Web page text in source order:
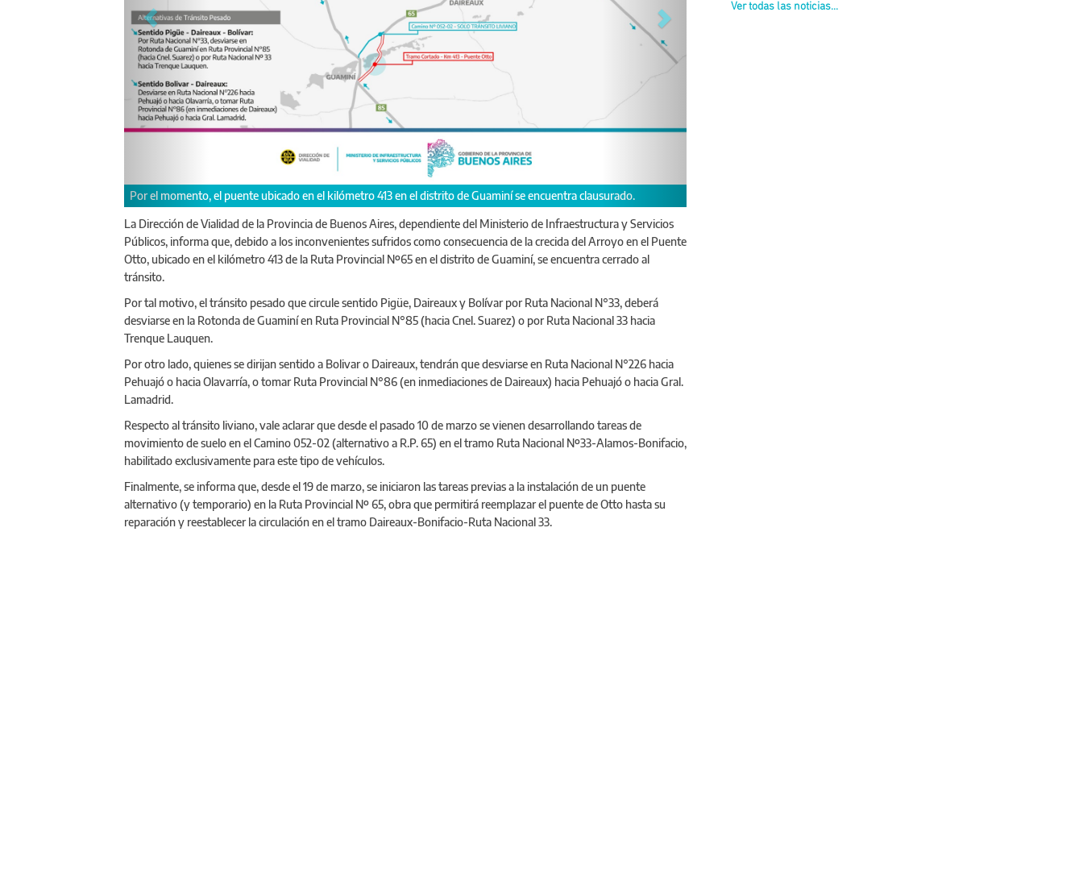
Por el momento, el puente ubicado en el kilómetro 413 en el distrito de Guaminí se encuentra clausurado.
La Dirección de Vialidad de la Provincia de Buenos Aires, dependiente del Ministerio de Infraestructura y Servicios
Públicos, informa que, debido a los inconvenientes sufridos como consecuencia de la crecida del Arroyo en el Puente
Otto, ubicado en el kilómetro 413 de la Ruta Provincial Nº65 en el distrito de Guaminí, se encuentra cerrado al
tránsito.
Por tal motivo, el tránsito pesado que circule sentido Pigüe, Daireaux y Bolívar por Ruta Nacional N°33, deberá
desviarse en la Rotonda de Guaminí en Ruta Provincial N°85 (hacia Cnel. Suarez) o por Ruta Nacional 33 hacia
Trenque Lauquen.
Por otro lado, quienes se dirijan sentido a Bolivar o Daireaux, tendrán que desviarse en Ruta Nacional N°226 hacia
Pehuajó o hacia Olavarría, o tomar Ruta Provincial N°86 (en inmediaciones de Daireaux) hacia Pehuajó o hacia Gral.
Lamadrid.
Respecto al tránsito liviano, vale aclarar que desde el pasado 10 de marzo se vienen desarrollando tareas de
movimiento de suelo en el Camino 052-02 (alternativo a R.P. 65) en el tramo Ruta Nacional Nº33-Alamos-Bonifacio,
habilitado exclusivamente para este tipo de vehículos.
Finalmente, se informa que, desde el 19 de marzo, se iniciaron las tareas previas a la instalación de un puente
alternativo (y temporario) en la Ruta Provincial Nº 65, obra que permitirá reemplazar el puente de Otto hasta su
reparación y reestablecer la circulación en el tramo Daireaux-Bonifacio-Ruta Nacional 33.
Ver todas las noticias...